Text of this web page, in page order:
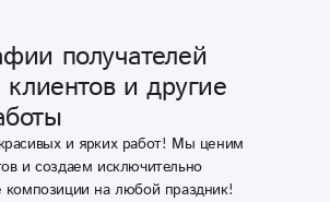
в
получателей
клиентов и другие
и ярких работ! Мы ценим
и создаем исключительно
композиции на любой праздник!